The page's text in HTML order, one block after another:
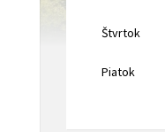
Štvrtok
Piatok